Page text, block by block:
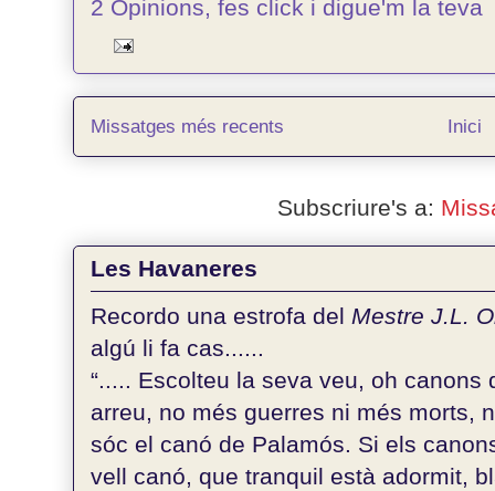
2 Opinions, fes click i digue'm la teva
Missatges més recents Inici
Subscriure's a:
Les Havaneres
Recordo una estrofa del Mestre J.L.
algú li fa cas......
“..... Escolteu la seva veu, oh
arreu, no més guerres ni més morts,
sóc el canó de Palamós. Si els
vell canó, que tranquil està adormit,